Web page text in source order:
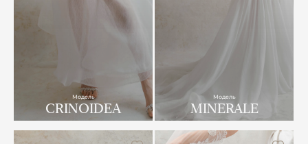
Модель
CRINOIDEA
Модель
MINERALE